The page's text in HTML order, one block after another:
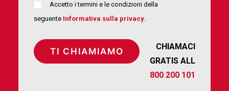
Accetto i termini e le condizioni della
seguente Informativa sulla privacy.
CHIAMACI
GRATIS ALL
800 200 101